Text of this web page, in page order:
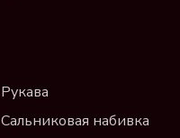
Рукава
Сальниковая набивка